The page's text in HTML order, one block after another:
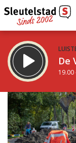
De
19.00
STRAKS:
De avond van
21.00 - 0.00 uur
Vorig uur